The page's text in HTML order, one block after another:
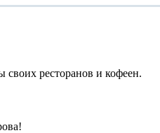
своих ресторанов и кофеен.